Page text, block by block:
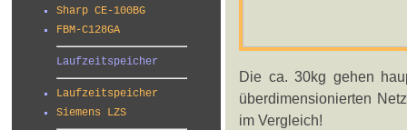
Sharp CE-100BG
FBM-C128GA
Laufzeitspeicher
Laufzeitspeicher
Siemens LZS
Die ca. 30kg gehen
überdimensionierten
im Vergleich!